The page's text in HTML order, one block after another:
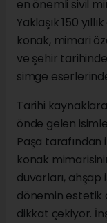
en önemli sivil
Yaklaşık 150
konak, mimari
ve şehir
simge
Tarihi
önde gelen
Paşa tarafından
konak
duvarları, ahşap
dönemin estetik
dikkat çekiyor.